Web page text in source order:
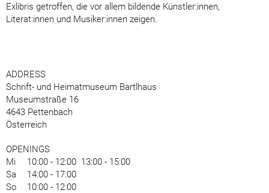
Exlibris getroffen, die vor allem bildende Künstler:innen,
Literat:innen und Musiker:innen zeigen.
ADDRESS
Schrift- und Heimatmuseum Bartlhaus
Museumstraße 16
4643 Pettenbach
Österreich
OPENINGS
Mi
10:00 - 12:00 13:00 - 15:00
Sa
14:00 - 17:00
So
10:00 - 12:00